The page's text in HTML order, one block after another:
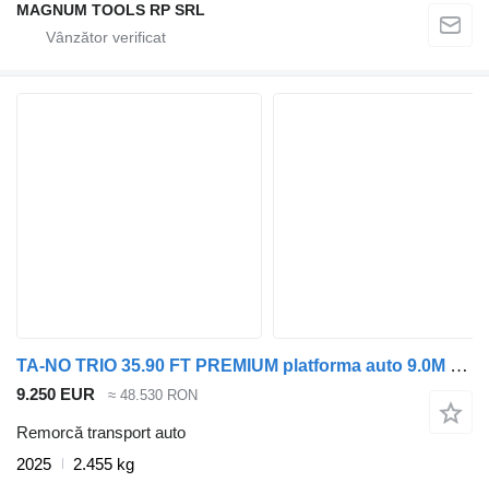
MAGNUM TOOLS RP SRL
TA-NO TRIO 35.90 FT PREMIUM platforma auto 9.0M 3500 KG
9.250 EUR ≈ 48.530 RON
Remorcă transport auto
2025
2.455 kg